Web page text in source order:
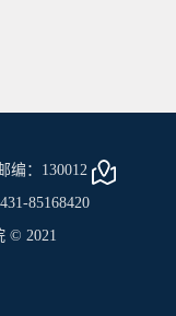
编：130012
85168420
© 2021